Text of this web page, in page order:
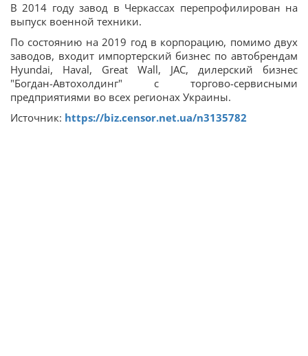
В 2014 году завод в Черкассах перепрофилирован на
выпуск военной техники.
По состоянию на 2019 год в корпорацию, помимо двух
заводов, входит импортерский бизнес по автобрендам
Hyundai, Haval, Great Wall, JAC, дилерский бизнес
"Богдан-Автохолдинг" с торгово-сервисными
предприятиями во всех регионах Украины.
Источник: https://biz.censor.net.ua/n3135782